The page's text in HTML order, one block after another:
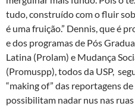
tudo, construído com o fluir
é uma fruição.” Dennis, que é
e dos programas de Pós
Latina (Prolam) e Mudança
(Promuspp), todos da USP,
“making of” das reportagens
possibilitam nadar nus nas